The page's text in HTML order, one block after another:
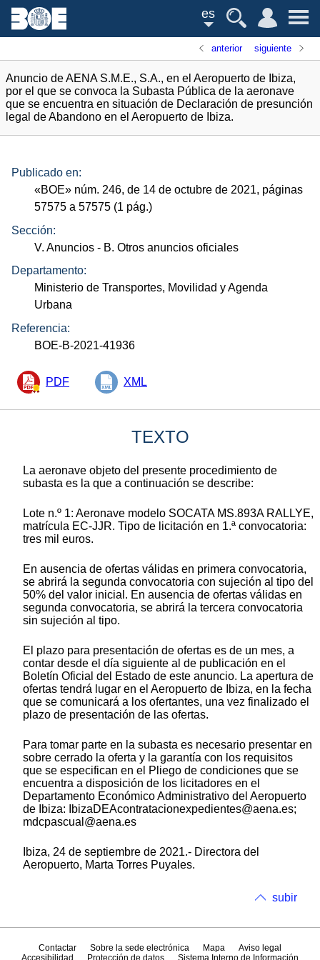
es
anterior siguiente
Anuncio de AENA S.M.E., S.A., en el Aeropuerto de Ibiza,
por el que se convoca la Subasta Pública de la aeronave
que se encuentra en situación de Declaración de presunción
legal de Abandono en el Aeropuerto de Ibiza.
Publicado en:
«BOE» núm. 246, de 14 de octubre de 2021, páginas
57575 a 57575 (1 pág.)
Sección:
V. Anuncios - B. Otros anuncios oficiales
Departamento:
Ministerio de Transportes, Movilidad y Agenda
Urbana
Referencia:
BOE-B-2021-41936
PDF XML
TEXTO
La aeronave objeto del presente procedimiento de
subasta es la que a continuación se describe:
Lote n.º 1: Aeronave modelo SOCATA MS.893A RALLYE,
matrícula EC-JJR. Tipo de licitación en 1.ª convocatoria:
tres mil euros.
En ausencia de ofertas válidas en primera convocatoria,
se abrirá la segunda convocatoria con sujeción al tipo del
50% del valor inicial. En ausencia de ofertas válidas en
segunda convocatoria, se abrirá la tercera convocatoria
sin sujeción al tipo.
El plazo para presentación de ofertas es de un mes, a
contar desde el día siguiente al de publicación en el
Boletín Oficial del Estado de este anuncio. La apertura de
ofertas tendrá lugar en el Aeropuerto de Ibiza, en la fecha
que se comunicará a los ofertantes, una vez finalizado el
plazo de presentación de las ofertas.
Para tomar parte en la subasta es necesario presentar en
sobre cerrado la oferta y la garantía con los requisitos
que se especifican en el Pliego de condiciones que se
encuentra a disposición de los licitadores en el
Departamento Económico Administrativo del Aeropuerto
de Ibiza: IbizaDEAcontratacionexpedientes@aena.es;
mdcpascual@aena.es
Ibiza, 24 de septiembre de 2021.- Directora del
Aeropuerto, Marta Torres Puyales.
subir
Contactar Sobre la sede electrónica Mapa
Aviso legal